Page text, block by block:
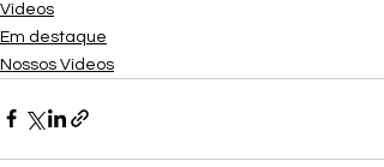
Vídeos
Em destaque
Nossos Vídeos